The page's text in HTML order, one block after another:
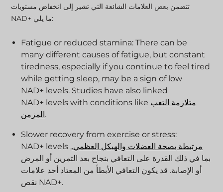
تتضمن بعض العلامات الشائعة التي تشير إلى انخفاض مستويات
NAD+ ما يلي:
Fatigue or reduced stamina: There can be
many different causes of fatigue, but constant
tiredness, especially if you continue to feel tired
while getting sleep, may be a sign of low
NAD+ levels. Studies have also linked
NAD+ levels with conditions like متلازمة التعب
المزمن .
Slower recovery from exercise or stress:
NAD+ levels مرتبطة بصحة العضلات والهيكل العظمي.,
بما في ذلك القدرة على التعافي بنجاح بعد التمرين أو المرض
أو الإصابة. قد يكون التعافي الأبطأ من المعتاد أحد علامات
نقص NAD+.